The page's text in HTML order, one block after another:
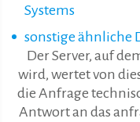
Systems
sonstige ähnliche
Der Server, auf
wird, wertet von
die Anfrage
Antwort an das